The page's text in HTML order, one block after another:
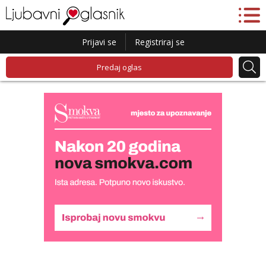
Prijavi se Registriraj se
Predaj oglas
Alisa
Čekam tvoj poziv!